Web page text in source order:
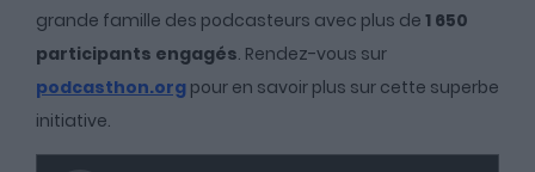
grande famille des podcasteurs avec plus de 1 650
participants engagés. Rendez-vous sur
podcasthon.org pour en savoir plus sur cette superbe
initiative.